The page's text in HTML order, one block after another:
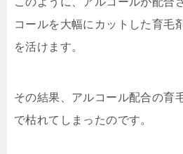
コールを大幅にカットした育毛
を活けます。
その結果、アルコール配合の育
で枯れてしまったのです。